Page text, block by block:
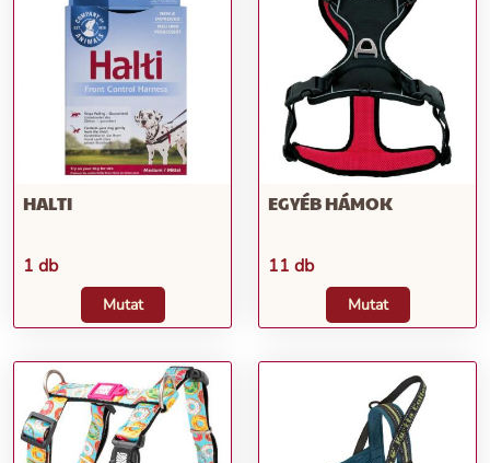
HALTI
1 db
Mutat
EGYÉB HÁMOK
11 db
Mutat